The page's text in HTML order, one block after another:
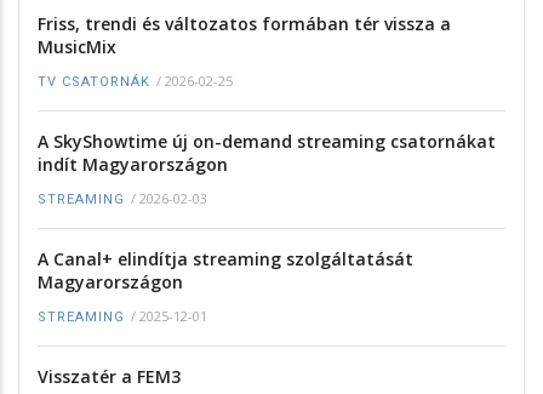
Friss, trendi és változatos formában tér vissza a
MusicMix
TV CSATORNÁK / 2026-02-25
A SkyShowtime új on-demand streaming csatornákat
indít Magyarországon
STREAMING / 2026-02-03
A Canal+ elindítja streaming szolgáltatását
Magyarországon
STREAMING / 2025-12-01
Visszatér a FEM3